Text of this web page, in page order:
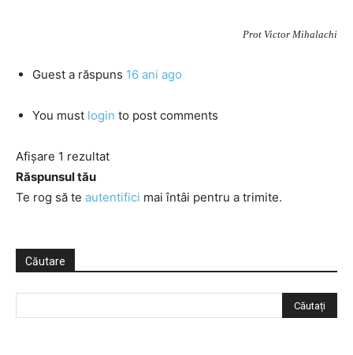
Prot Victor Mihalachi
Guest a răspuns 16 ani ago
You must login to post comments
Afișare 1 rezultat
Răspunsul tău
Te rog să te autentifici mai întâi pentru a trimite.
Căutare